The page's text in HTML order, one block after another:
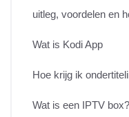
uitleg, voordelen en
Wat is Kodi App
Hoe krijg ik
Wat is een IPTV